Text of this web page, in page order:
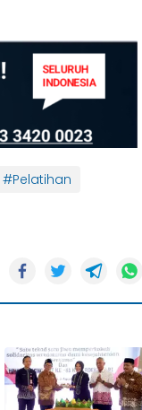
#Pelatihan